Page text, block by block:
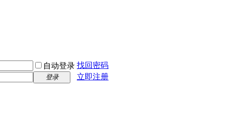
自动登录 找回密码
登录
立即注册